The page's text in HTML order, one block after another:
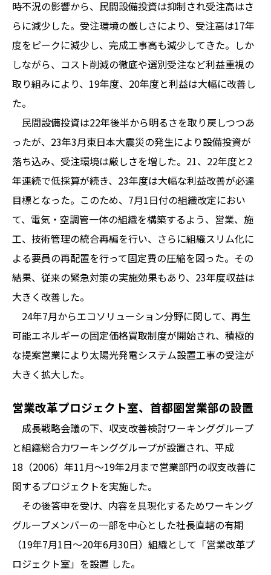
時不況の影響から、民間設備投資は抑制され受注高はさ
らに減少した。受注環境の厳しさにより、受注高は17年
度をピークに減少し、完成工事高も減少してきた。しか
しながら、コスト削減の徹底や選別受注など利益重視の
取り組みにより、19年度、20年度と利益は大幅に改善し
た。
民間設備投資は22年後半から明るさを取り戻しつつあ
ったが、23年3月東日本大震災の発生により設備投資が
落ち込み、受注環境は厳しさを増した。21、22年度と2
年連続で低採算が続き、23年度は大幅な利益改善が必達
目標となった。このため、7月1日付の組織改定におい
て、電気・空調管一体の組織を構築するよう、営業、施
工、技術管理の統合再編を行い、さらに組織スリム化に
よる要員の再配置を行って固定費の圧縮を図った。その
結果、従来の緊急対策の実施効果もあり、23年度収益は
大きく改善した。
24年7月からエコソリューション分野に関して、再生
可能エネルギーの固定価格買取制度が開始され、積極的
な提案営業により太陽光発電システム設置工事の受注が
大きく拡大した。
営業改革プロジェクト室、首都圏営業部の設置
成長戦略会議の下、収支改善検討ワーキンググループ
と組織総合力ワーキンググループが設置され、平成
18（2006）年11月～19年2月まで営業部門の収支改善に
関するプロジェクトを実施した。
その後答申を受け、内容を具現化するためワーキング
グループメンバーの一部を中心とした社長直轄の有期
（19年7月1日～20年6月30日）組織として「営業改革プ
ロジェクト室」を設置 した。